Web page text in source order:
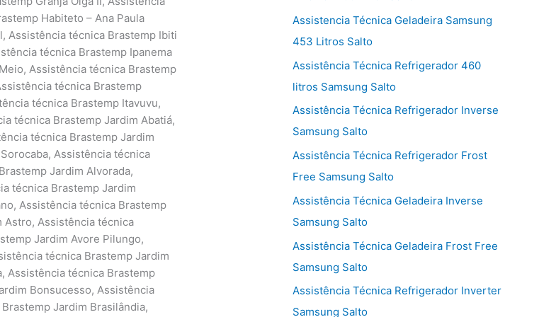
Assistencia Técnica Geladeira Samsung
453 Litros Salto
Assistência Técnica Refrigerador 460
litros Samsung Salto
Assistência Técnica Refrigerador Inverse
Samsung Salto
Assistência Técnica Refrigerador Frost
Free Samsung Salto
Assistência Técnica Geladeira Inverse
Samsung Salto
Assistência Técnica Geladeira Frost Free
Samsung Salto
Assistência Técnica Refrigerador Inverter
Samsung Salto